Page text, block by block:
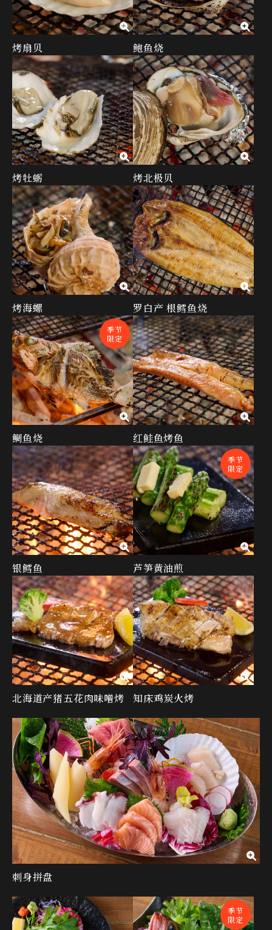
烤扇贝 鲍鱼烧
烤牡蛎 烤北极贝
烤海螺 罗白产 根鳕鱼烧
季节
限定
鲷鱼烧 红鲑鱼烤鱼
银鳕鱼
季节
限定
芦笋黄油煎
北海道产猪五花肉味噌烤 知床鸡炭火烤
刺身拼盘
季节
限定